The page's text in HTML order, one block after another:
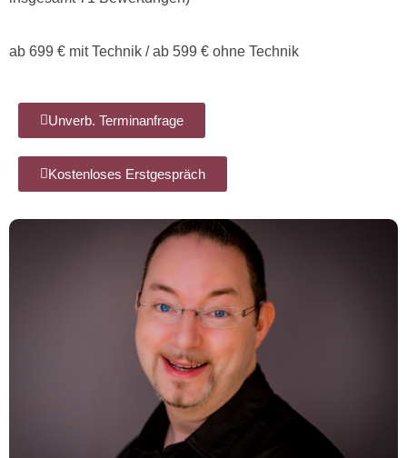
ab 699 € mit Technik / ab 599 € ohne Technik
Unverb. Terminanfrage
Kostenloses Erstgespräch